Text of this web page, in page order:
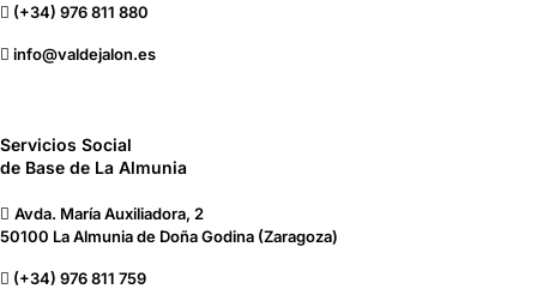
(+34) 976 811 880
info@valdejalon.es
Servicios Social
de Base de La Almunia
Avda. María Auxiliadora, 2
50100 La Almunia de Doña Godina (Zaragoza)
(+34) 976 811 759